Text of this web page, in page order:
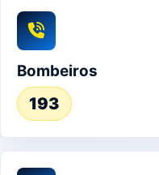
Bombeiros
193